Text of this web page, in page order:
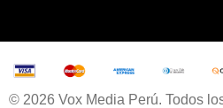
© 2026 Vox Media Perú. Todos